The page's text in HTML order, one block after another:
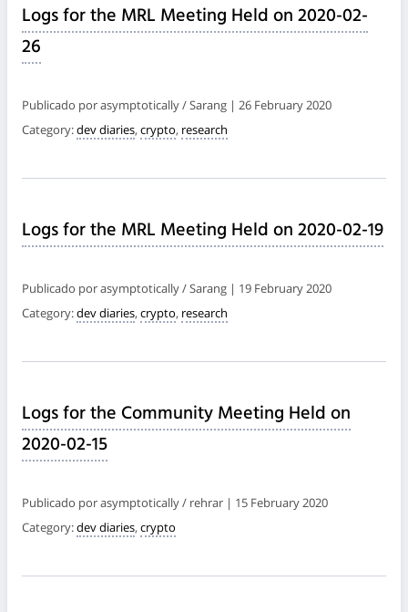
Logs for the MRL Meeting Held on 2020-02-
26
Publicado por asymptotically / Sarang | 26 February 2020
Category:dev diaries, crypto, research
Logs for the MRL Meeting Held on 2020-02-19
Publicado por asymptotically / Sarang | 19 February 2020
Category:dev diaries, crypto, research
Logs for the Community Meeting Held on
2020-02-15
Publicado por asymptotically / rehrar | 15 February 2020
Category:dev diaries, crypto